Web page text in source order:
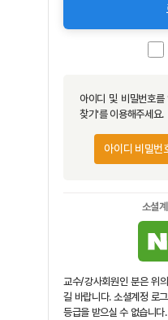
아이디 및 비밀번호
찾기'를 이용해주세요.
아이디 비밀번
소셜
교수/강사회원인 분은 위
길 바랍니다. 소셜계정 로
등급을 받으실 수 없습니다.